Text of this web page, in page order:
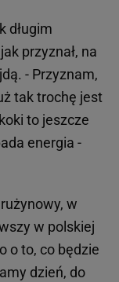
długim
przyznał, na
- Przyznam,
tak trochę jest
to jeszcze
energia -
w
w polskiej
o to, co będzie
dzień, do